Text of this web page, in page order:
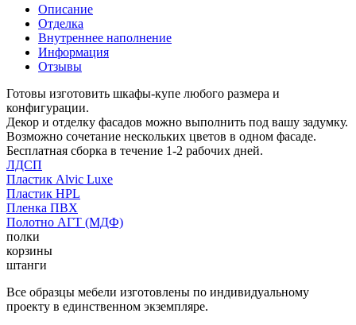
Описание
Отделка
Внутреннее наполнение
Информация
Отзывы
Готовы изготовить шкафы-купе любого размера и
конфигурации.
Декор и отделку фасадов можно выполнить под вашу задумку.
Возможно сочетание нескольких цветов в одном фасаде.
Бесплатная сборка в течение 1-2 рабочих дней.
ЛДСП
Пластик Alvic Luxe
Пластик HPL
Пленка ПВХ
Полотно АГТ (МДФ)
полки
корзины
штанги
Все образцы мебели изготовлены по индивидуальному
проекту в единственном экземпляре.